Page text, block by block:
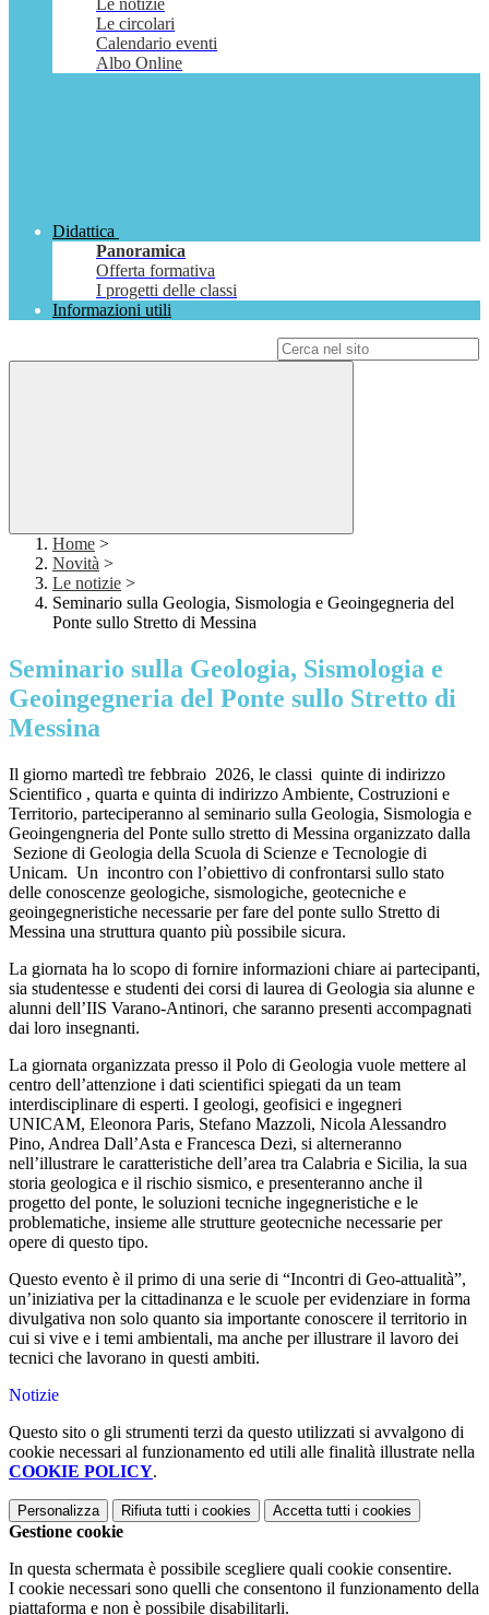
Le notizie
Le circolari
Calendario eventi
Albo Online
Didattica
Panoramica
Offerta formativa
I progetti delle classi
Informazioni utili
Home >
Novità >
Le notizie >
Seminario sulla Geologia, Sismologia e Geoingegneria del
Ponte sullo Stretto di Messina
Seminario sulla Geologia, Sismologia e
Geoingegneria del Ponte sullo Stretto di
Messina
Il giorno martedì tre febbraio 2026, le classi quinte di indirizzo
Scientifico , quarta e quinta di indirizzo Ambiente, Costruzioni e
Territorio, parteciperanno al seminario sulla Geologia, Sismologia e
Geoingengneria del Ponte sullo stretto di Messina organizzato dalla
Sezione di Geologia della Scuola di Scienze e Tecnologie di
Unicam. Un incontro con l’obiettivo di confrontarsi sullo stato
delle conoscenze geologiche, sismologiche, geotecniche e
geoingegneristiche necessarie per fare del ponte sullo Stretto di
Messina una struttura quanto più possibile sicura.
La giornata ha lo scopo di fornire informazioni chiare ai partecipanti,
sia studentesse e studenti dei corsi di laurea di Geologia sia alunne e
alunni dell’IIS Varano-Antinori, che saranno presenti accompagnati
dai loro insegnanti.
La giornata organizzata presso il Polo di Geologia vuole mettere al
centro dell’attenzione i dati scientifici spiegati da un team
interdisciplinare di esperti. I geologi, geofisici e ingegneri
UNICAM, Eleonora Paris, Stefano Mazzoli, Nicola Alessandro
Pino, Andrea Dall’Asta e Francesca Dezi, si alterneranno
nell’illustrare le caratteristiche dell’area tra Calabria e Sicilia, la sua
storia geologica e il rischio sismico, e presenteranno anche il
progetto del ponte, le soluzioni tecniche ingegneristiche e le
problematiche, insieme alle strutture geotecniche necessarie per
opere di questo tipo.
Questo evento è il primo di una serie di “Incontri di Geo-attualità”,
un’iniziativa per la cittadinanza e le scuole per evidenziare in forma
divulgativa non solo quanto sia importante conoscere il territorio in
cui si vive e i temi ambientali, ma anche per illustrare il lavoro dei
tecnici che lavorano in questi ambiti.
Notizie
Questo sito o gli strumenti terzi da questo utilizzati si avvalgono di
cookie necessari al funzionamento ed utili alle finalità illustrate nella
COOKIE POLICY.
Personalizza Rifiuta tutti i cookies Accetta tutti i cookies
Gestione cookie
In questa schermata è possibile scegliere quali cookie consentire.
I cookie necessari sono quelli che consentono il funzionamento della
piattaforma e non è possibile disabilitarli.